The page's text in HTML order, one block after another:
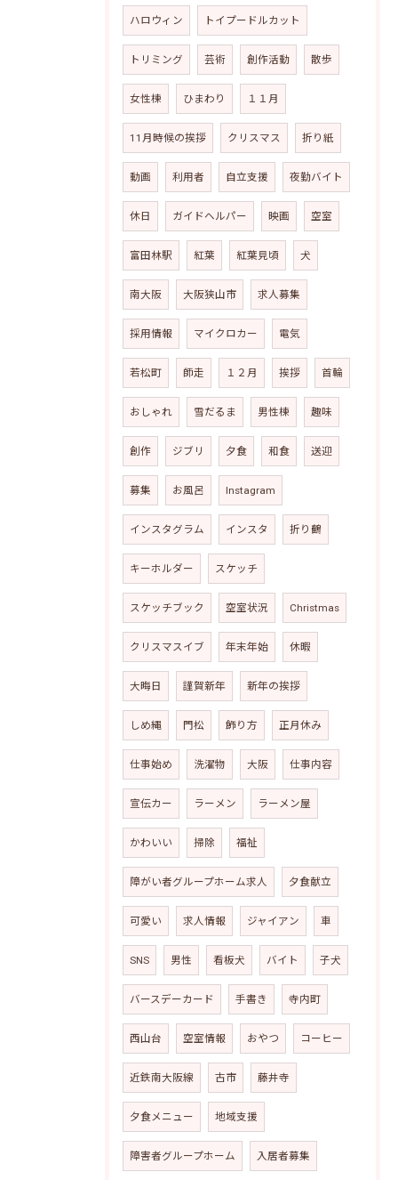
ハロウィン トイプードルカット
トリミング 芸術 創作活動 散歩
女性棟 ひまわり １１月
11月時候の挨拶 クリスマス 折り紙
動画 利用者 自立支援 夜勤バイト
休日 ガイドヘルパー 映画 空室
富田林駅 紅葉 紅葉見頃 犬
南大阪 大阪狭山市 求人募集
採用情報 マイクロカー 電気
若松町 師走 １２月 挨拶 首輪
おしゃれ 雪だるま 男性棟 趣味
創作 ジブリ 夕食 和食 送迎
募集 お風呂 Instagram
インスタグラム インスタ 折り鶴
キーホルダー スケッチ
スケッチブック 空室状況 Christmas
クリスマスイブ 年末年始 休暇
大晦日 謹賀新年 新年の挨拶
しめ縄 門松 飾り方 正月休み
仕事始め 洗濯物 大阪 仕事内容
宣伝カー ラーメン ラーメン屋
かわいい 掃除 福祉
障がい者グループホーム求人 夕食献立
可愛い 求人情報 ジャイアン 車
SNS 男性 看板犬 バイト 子犬
バースデーカード 手書き 寺内町
西山台 空室情報 おやつ コーヒー
近鉄南大阪線 古市 藤井寺
夕食メニュー 地域支援
障害者グループホーム 入居者募集